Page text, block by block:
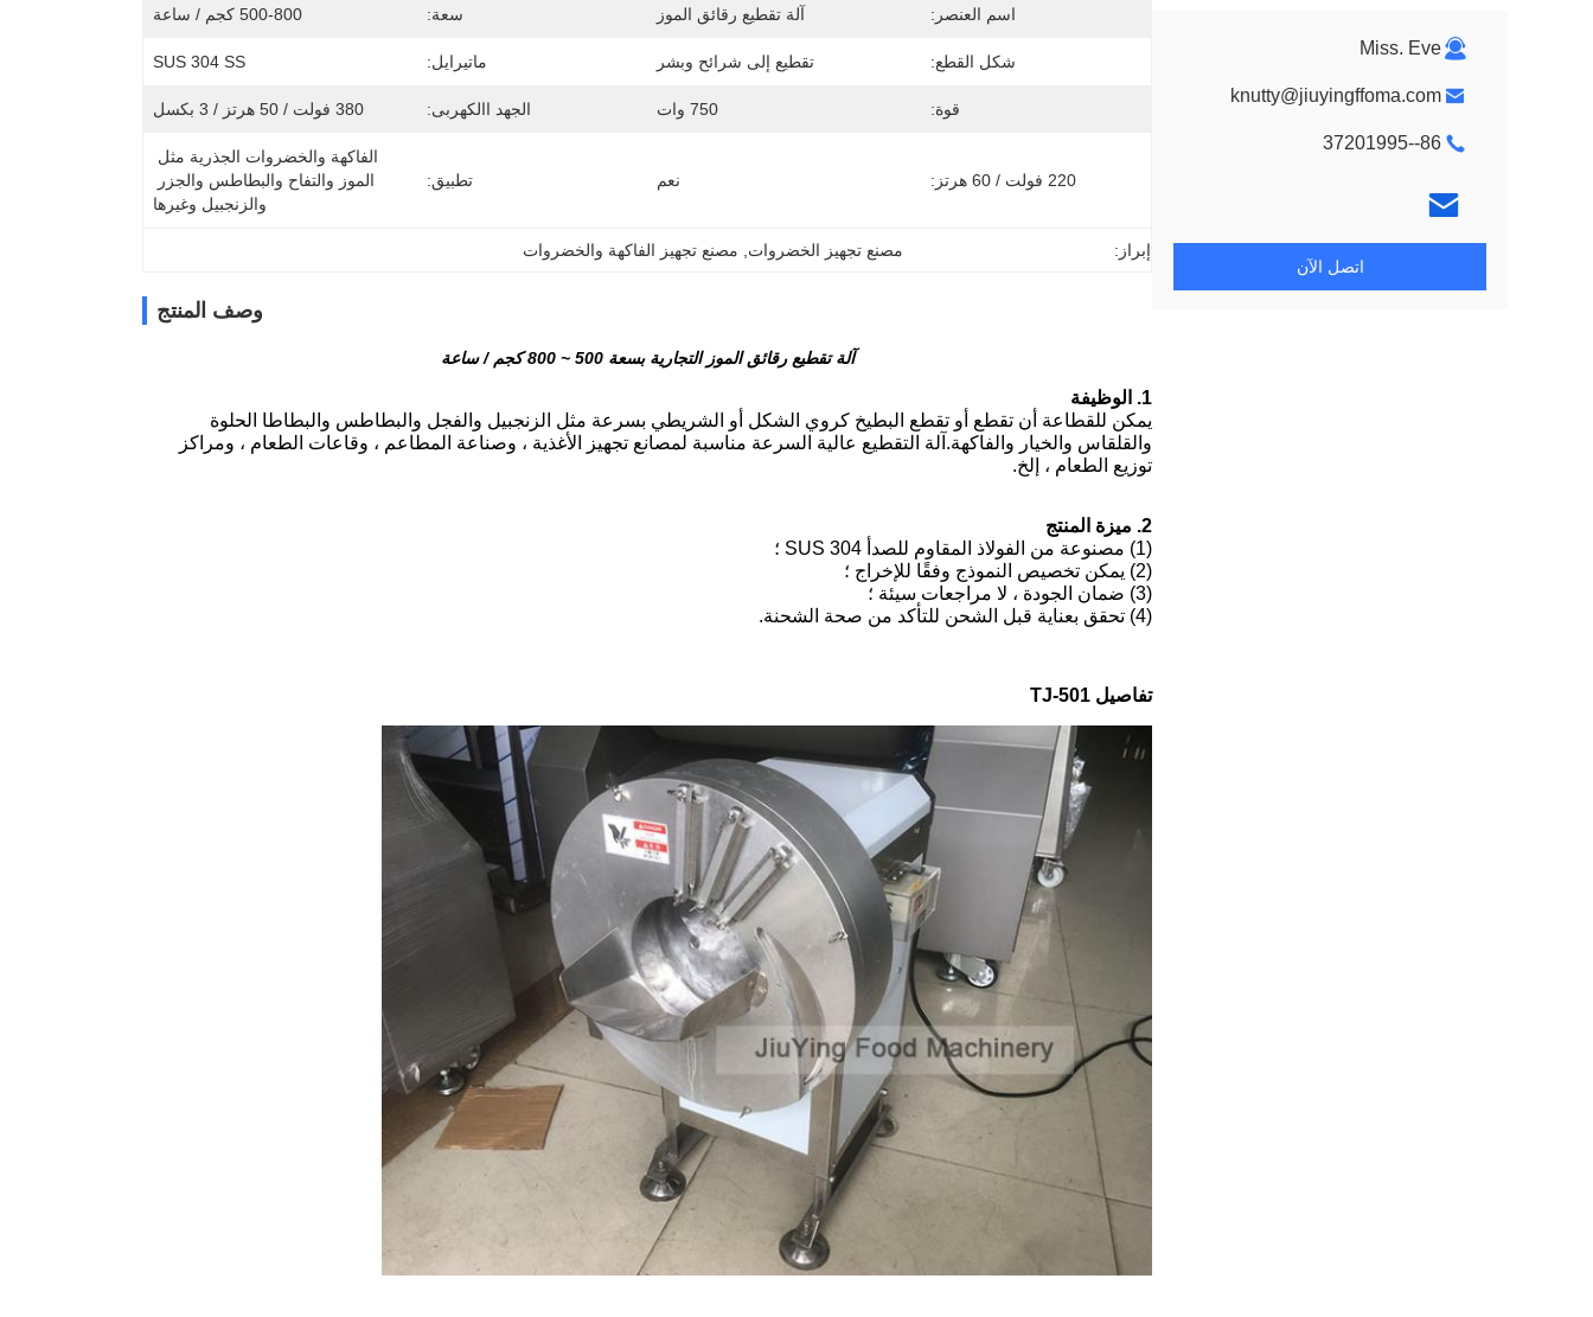
Miss. Eve
knutty@jiuyingffoma.com
86--37201995
اتصل الآن
اسم العنصر: آلة تقطيع رقائق الموز سعة: 500-800 كجم / ساعة
شكل القطع: تقطيع إلى شرائح وبشر ماتيرايل: SUS 304 SS
قوة: 750 وات الجهد االكهربى: 380 فولت / 50 هرتز / 3 بكسل
220 فولت / 60 هرتز: نعم تطبيق:
والزنجبيل وغيرها
إبراز: مصنع تجهيز الخضروات مصنع تجهيز الفاكهة والخضروات
وصف المنتج
آلة تقطيع رقائق الموز التجارية بسعة 500 ~ 800 كجم / ساعة
1. الوظيفة
يمكن للقطاعة أن تقطع أو تقطع البطيخ كروي الشكل أو الشريطي بسرعة مثل الزنجبيل والفجل والبطاطس والبطاطا الحلوة
والقلقاس والخيار والفاكهة.آلة التقطيع عالية السرعة مناسبة لمصانع تجهيز الأغذية ، وصناعة المطاعم ، وقاعات الطعام ، ومراكز
توزيع الطعام ، إلخ.
2. ميزة المنتج
(1) مصنوعة من الفولاذ المقاوم للصدأ SUS 304 ؛
(2) يمكن تخصيص النموذج وفقًا للإخراج ؛
(3) ضمان الجودة ، لا مراجعات سيئة ؛
(4) تحقق بعناية قبل الشحن للتأكد من صحة الشحنة.
تفاصيل TJ-501